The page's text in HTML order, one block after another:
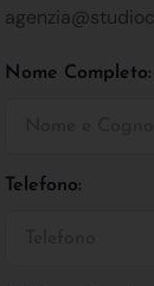
Nome Completo:
Telefono: